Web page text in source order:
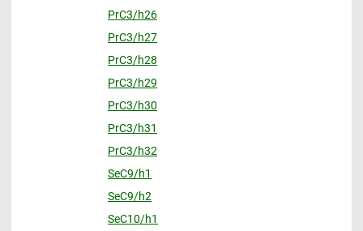
PrC3/h26
PrC3/h27
PrC3/h28
PrC3/h29
PrC3/h30
PrC3/h31
PrC3/h32
SeC9/h1
SeC9/h2
SeC10/h1